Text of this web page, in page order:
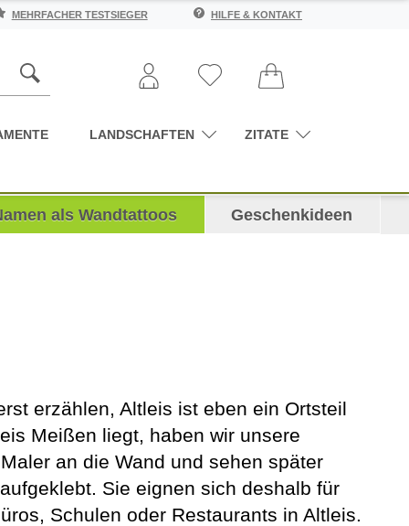
MEHRFACHER TESTSIEGER HILFE & KONTAKT
LANDSCHAFTEN ZITATE
als Wandtattoos Geschenkideen
erzählen, Altleis ist eben ein Ortsteil
Meißen liegt, haben wir unsere
an die Wand und sehen später
Sie eignen sich deshalb für
Schulen oder Restaurants in Altleis.